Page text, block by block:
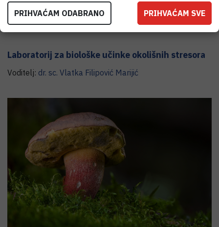
Laboratorij za biološke učinke okolišnih stresora
Voditelj: dr. sc. Vlatka Filipović Marijić
PRIHVAĆAM ODABRANO PRIHVAĆAM SVE